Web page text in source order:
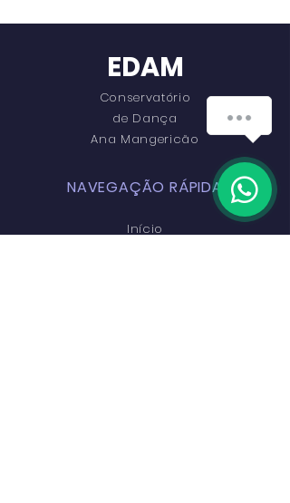
EDAM
Conservatório
de Dança
Ana Mangericão
NAVEGAÇÃO RÁPIDA
Início